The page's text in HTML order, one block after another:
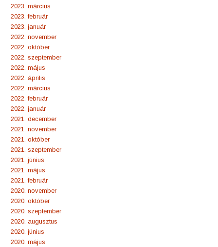
2023. március
2023. február
2023. január
2022. november
2022. október
2022. szeptember
2022. május
2022. április
2022. március
2022. február
2022. január
2021. december
2021. november
2021. október
2021. szeptember
2021. június
2021. május
2021. február
2020. november
2020. október
2020. szeptember
2020. augusztus
2020. június
2020. május